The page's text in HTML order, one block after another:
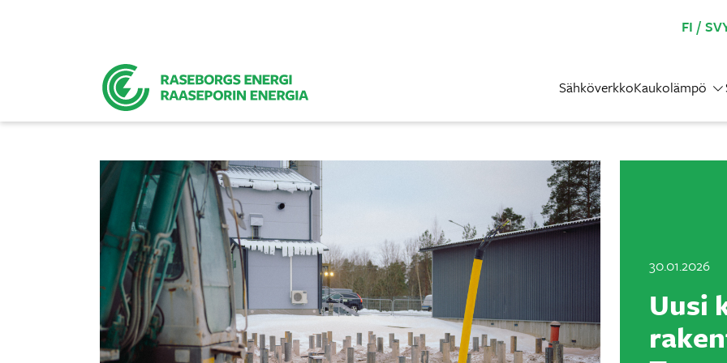
FI SV
SähköverkkoKaukolämpö
30.01.2026
Uusi